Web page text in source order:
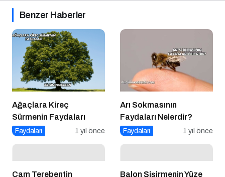
Benzer Haberler
Ağaçlara Kireç
Sürmenin Faydaları
Faydaları 1 yıl önce
Arı Sokmasının
Faydaları Nelerdir?
Faydaları 1 yıl önce
Çam Terebentin
Balon Şişirmenin Yüze